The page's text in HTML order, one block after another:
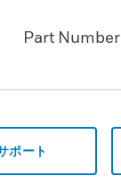
Part Number
ポート